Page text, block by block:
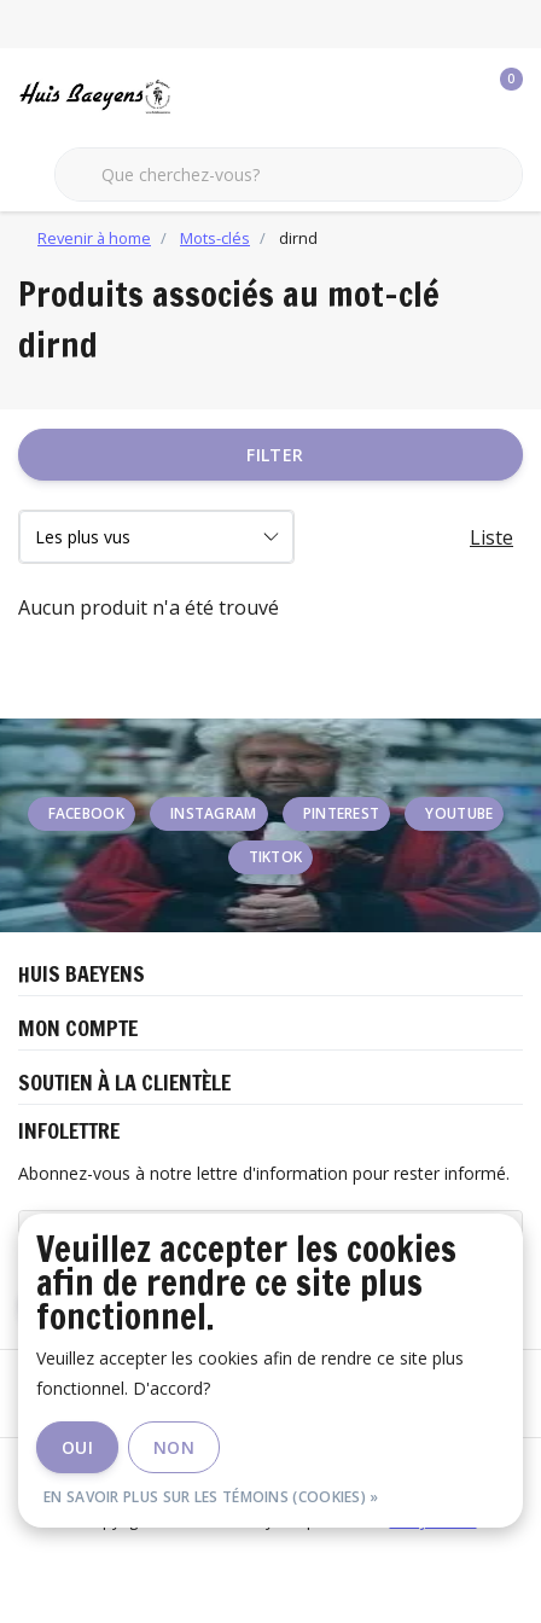
0
Revenir à home Mots-clés dirnd
Produits associés au mot-clé
dirnd
FILTER
Liste
Aucun produit n'a été trouvé
FACEBOOK INSTAGRAM PINTEREST YOUTUBE
TIKTOK
HUIS BAEYENS
MON COMPTE
SOUTIEN À LA CLIENTÈLE
INFOLETTRE
Abonnez-vous à notre lettre d'information pour rester informé.
S'ABONNER
Les conditions générales
Veuillez accepter les cookies
afin de rendre ce site plus
fonctionnel.
Veuillez accepter les cookies afin de rendre ce site plus
fonctionnel. D'accord?
OUI NON
EN SAVOIR PLUS SUR LES TÉMOINS (COOKIES) »